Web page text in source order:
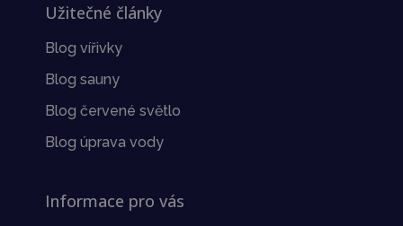
Užitečné články
Blog vířivky
Blog sauny
Blog červené světlo
Blog úprava vody
Informace pro vás